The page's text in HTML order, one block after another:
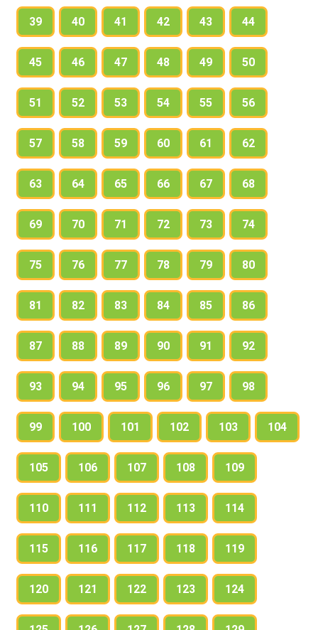
39 40 41 42 43 44
45 46 47 48 49 50
51 52 53 54 55 56
57 58 59 60 61 62
63 64 65 66 67 68
69 70 71 72 73 74
75 76 77 78 79 80
81 82 83 84 85 86
87 88 89 90 91 92
93 94 95 96 97 98
99 100 101 102 103 104
105 106 107 108 109
110 111 112 113 114
115 116 117 118 119
120 121 122 123 124